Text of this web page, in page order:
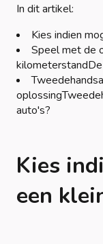
In dit artikel:
Kies indien
Speel met de
auto's?
Kies
een